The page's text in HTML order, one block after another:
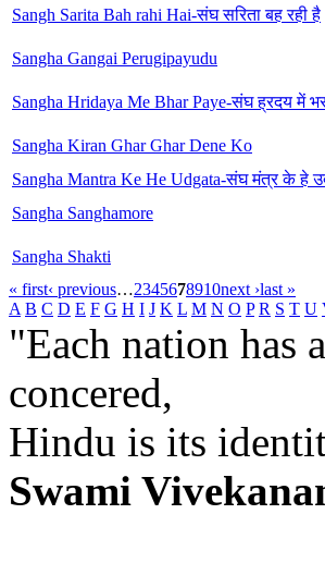
Sangh Sarita Bah rahi Hai-संघ सरिता बह रही है
Sangha Gangai Perugipayudu
Sangha Hridaya Me Bhar Paye-संघ ह्रदय में
Sangha Kiran Ghar Ghar Dene Ko
Sangha Mantra Ke He Udgata-संघ मंत्र के हे
Sangha Sanghamore
Sangha Shakti
« first‹ previous…2345678910next ›last »
A B C D E F G H I J K L M N O P R S T U
"Each nation has
concered,
Hindu is its
Swami